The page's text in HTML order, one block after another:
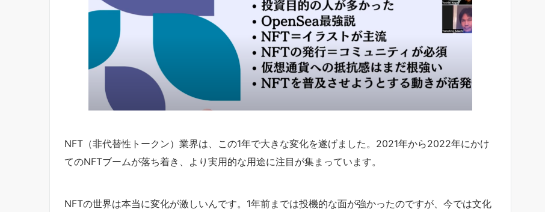
NFT（非代替性トークン）業界は、この1年で大きな変化を遂げました。2021年から2022年にかけ
てのNFTブームが落ち着き、より実用的な用途に注目が集まっています。
NFTの世界は本当に変化が激しいんです。1年前までは投機的な面が強かったのですが、今では文化